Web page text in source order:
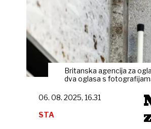
Britanska agencija za
dva oglasa s
06. 08. 2025, 16.31
STA